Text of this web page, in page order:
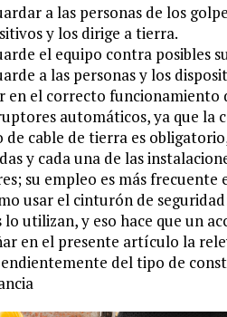
a las personas de los
y los dirige a tierra.
el equipo contra posibles
a las personas y los
en el correcto funcionamiento
automáticos, ya que la
de cable de tierra es
y cada una de las
su empleo es más
usar el cinturón de
utilizan, y eso hace que un
en el presente artículo la
del tipo de